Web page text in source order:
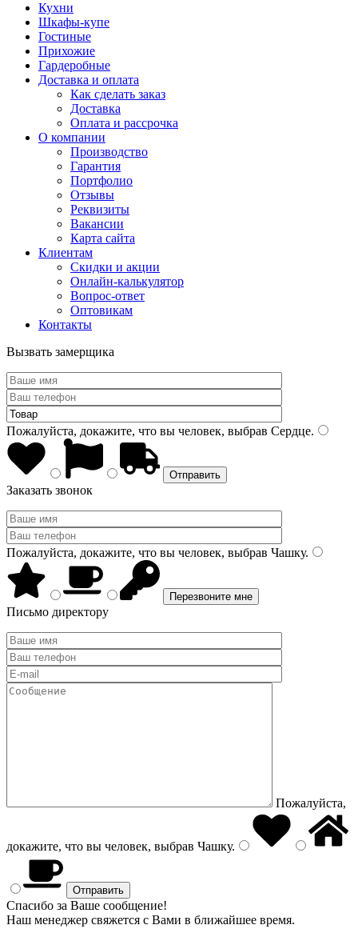
Кухни
Шкафы-купе
Гостиные
Прихожие
Гардеробные
Доставка и оплата
Как сделать заказ
Доставка
Оплата и рассрочка
О компании
Производство
Гарантия
Портфолио
Отзывы
Реквизиты
Вакансии
Карта сайта
Клиентам
Скидки и акции
Онлайн-калькулятор
Вопрос-ответ
Оптовикам
Контакты
Вызвать замерщика
Пожалуйста, докажите, что вы человек, выбрав Сердце.
Заказать звонок
Пожалуйста, докажите, что вы человек, выбрав Чашку.
Письмо директору
Пожалуйста,
докажите, что вы человек, выбрав Чашку.
Спасибо за Ваше сообщение!
Наш менеджер свяжется с Вами в ближайшее время.